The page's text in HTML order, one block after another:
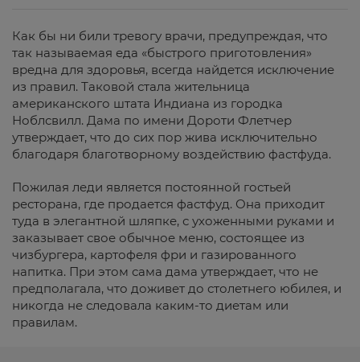
Как бы ни били тревогу врачи, предупреждая, что
так называемая еда «быстрого приготовления»
вредна для здоровья, всегда найдется исключение
из правил. Таковой стала жительница
американского штата Индиана из городка
Ноблсвилл. Дама по имени Дороти Флетчер
утверждает, что до сих пор жива исключительно
благодаря благотворному воздействию фастфуда.
Пожилая леди является постоянной гостьей
ресторана, где продается фастфуд. Она приходит
туда в элегантной шляпке, с ухоженными руками и
заказывает свое обычное меню, состоящее из
чизбургера, картофеля фри и газированного
напитка. При этом сама дама утверждает, что не
предполагала, что доживет до столетнего юбилея, и
никогда не следовала каким-то диетам или
правилам.